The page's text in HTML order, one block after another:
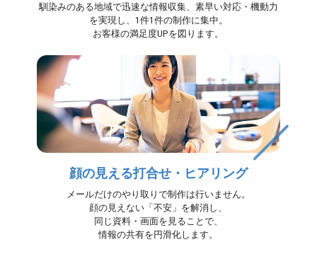
馴染みのある地域で迅速な情報収集、素早い対応・機動力
を実現し、1件1件の制作に集中。
お客様の満足度UPを図ります。
顔の見える打合せ・ヒアリング
メールだけのやり取りで制作は行いません。
顔の見えない「不安」を解消し、
同じ資料・画面を見ることで、
情報の共有を円滑化します。